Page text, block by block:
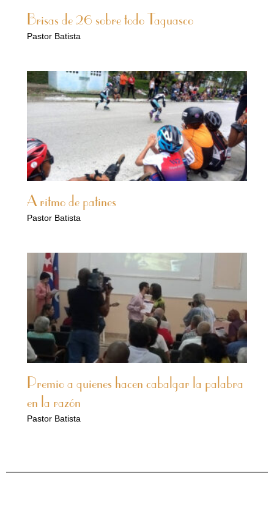
Brisas de 26 sobre todo Taguasco
Pastor Batista
A ritmo de patines
Pastor Batista
Premio a quienes hacen cabalgar la palabra
en la razón
Pastor Batista